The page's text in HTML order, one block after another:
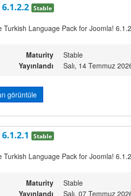
Stable
Turkish Language Pack for Joomla!
Maturity
Stable
Yayınlandı
Salı, 14 Temmuz
görüntüle
Stable
Turkish Language Pack for Joomla! 6.1.2
Maturity
Stable
Yayınlandı
Salı, 07 Temmuz